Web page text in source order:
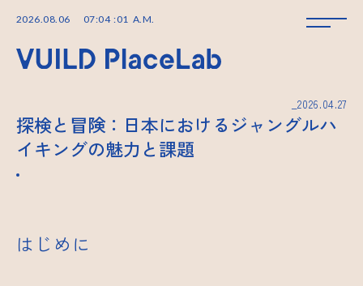
2026.08.06 07:04 :02 A.M.
_2026.04.27
探検と冒険：日本におけるジャングルハ
イキングの魅力と課題
はじめに